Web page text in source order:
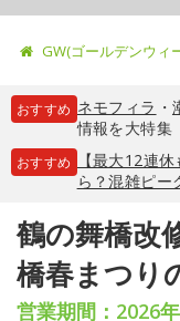
GW(ゴールデンウィ
おすすめ ネモフィラ ・
情報を大特集
おすすめ
【最大12連
ら？混雑ピー
鶴の舞橋改
橋春まつり
営業期間：2026